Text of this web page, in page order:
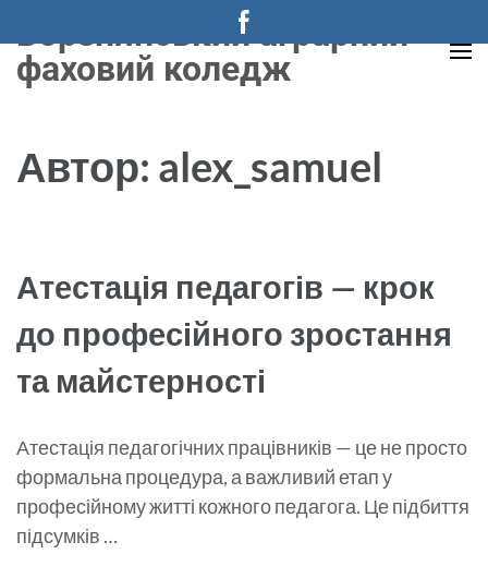
до
вмісту
Борзнянський аграрний
фаховий коледж
Автор: alex_samuel
Атестація педагогів — крок
до професійного зростання
та майстерності
Атестація педагогічних працівників — це не просто
формальна процедура, а важливий етап у
професійному житті кожного педагога. Це підбиття
підсумків …